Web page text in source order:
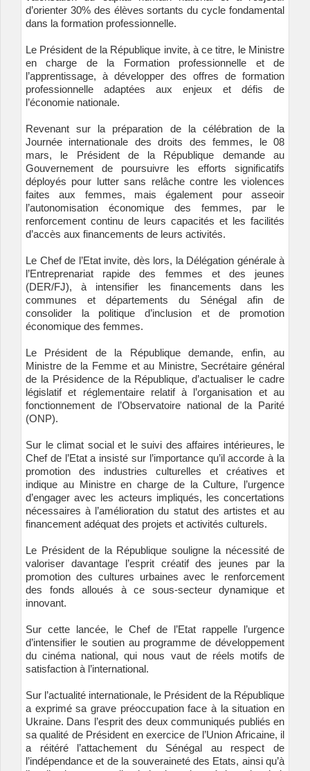
d’orienter 30% des élèves sortants du cycle fondamental
dans la formation professionnelle.
Le Président de la République invite, à ce titre, le Ministre
en charge de la Formation professionnelle et de
l’apprentissage, à développer des offres de formation
professionnelle adaptées aux enjeux et défis de
l’économie nationale.
Revenant sur la préparation de la célébration de la
Journée internationale des droits des femmes, le 08
mars, le Président de la République demande au
Gouvernement de poursuivre les efforts significatifs
déployés pour lutter sans relâche contre les violences
faites aux femmes, mais également pour asseoir
l’autonomisation économique des femmes, par le
renforcement continu de leurs capacités et les facilités
d’accès aux financements de leurs activités.
Le Chef de l’Etat invite, dès lors, la Délégation générale à
l’Entreprenariat rapide des femmes et des jeunes
(DER/FJ), à intensifier les financements dans les
communes et départements du Sénégal afin de
consolider la politique d’inclusion et de promotion
économique des femmes.
Le Président de la République demande, enfin, au
Ministre de la Femme et au Ministre, Secrétaire général
de la Présidence de la République, d’actualiser le cadre
législatif et réglementaire relatif à l’organisation et au
fonctionnement de l’Observatoire national de la Parité
(ONP).
Sur le climat social et le suivi des affaires intérieures, le
Chef de l’Etat a insisté sur l’importance qu’il accorde à la
promotion des industries culturelles et créatives et
indique au Ministre en charge de la Culture, l’urgence
d’engager avec les acteurs impliqués, les concertations
nécessaires à l’amélioration du statut des artistes et au
financement adéquat des projets et activités culturels.
Le Président de la République souligne la nécessité de
valoriser davantage l’esprit créatif des jeunes par la
promotion des cultures urbaines avec le renforcement
des fonds alloués à ce sous-secteur dynamique et
innovant.
Sur cette lancée, le Chef de l’Etat rappelle l’urgence
d’intensifier le soutien au programme de développement
du cinéma national, qui nous vaut de réels motifs de
satisfaction à l’international.
Sur l’actualité internationale, le Président de la République
a exprimé sa grave préoccupation face à la situation en
Ukraine. Dans l’esprit des deux communiqués publiés en
sa qualité de Président en exercice de l’Union Africaine, il
a réitéré l’attachement du Sénégal au respect de
l’indépendance et de la souveraineté des Etats, ainsi qu’à